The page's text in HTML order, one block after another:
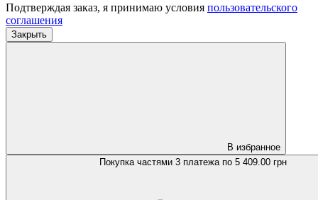
Подтверждая заказ, я принимаю условия пользовательского
соглашения
Закрыть
В избранное
Покупка частями 3 платежа по 5 409.00 грн